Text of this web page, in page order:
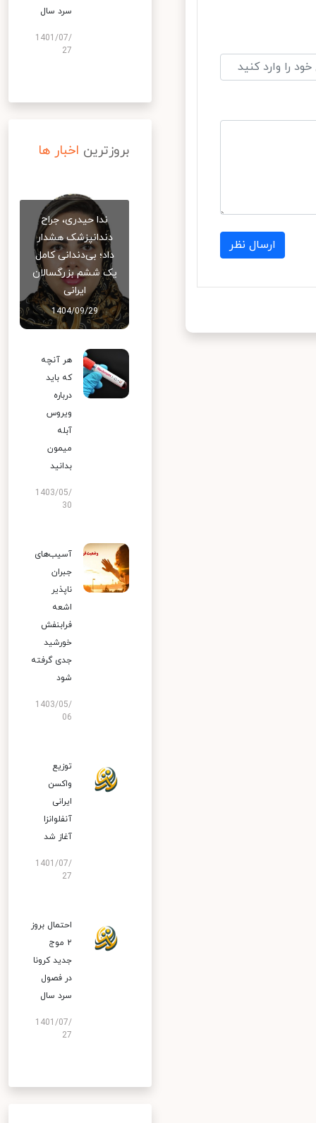
ارسال نظر
سرد سال
1401/07/
27
بروزترین اخبار ها
ندا حیدری، جراح
دندانپزشک هشدار
داد؛ بی‌دندانی کامل
یک ششم بزرگسالان
ایرانی
1404/09/29
هر آنچه
که باید
درباره
ویروس
آبله
میمون
بدانید
1403/05/
30
آسیب‌های
جبران
ناپذیر
اشعه
فرابنفش
خورشید
جدی گرفته
شود
1403/05/
06
توزیع
واکسن
ایرانی
آنفلوانزا
آغاز شد
1401/07/
27
احتمال بروز
۲ موج
جدید کرونا
در فصول
سرد سال
1401/07/
27